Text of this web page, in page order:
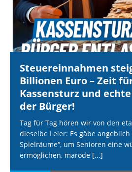
Steuereinnahmen
Billionen Euro – Zeit
Kassensturz und
der Bürger!
Tag für Tag hören wir von den
dieselbe Leier: Es gäbe
Spielräume“, um Senioren eine
ermöglichen, marode [...]